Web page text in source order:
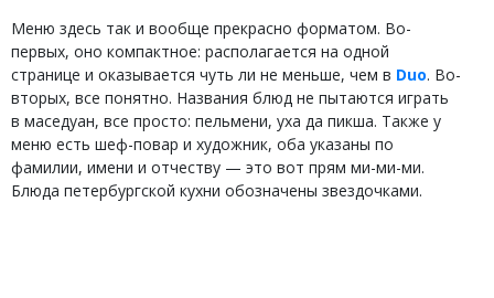
Меню здесь так и вообще прекрасно форматом. Во-
первых, оно компактное: располагается на одной
странице и оказывается чуть ли не меньше, чем в Duo. Во-
вторых, все понятно. Названия блюд не пытаются играть
в маседуан, все просто: пельмени, уха да пикша. Также у
меню есть шеф-повар и художник, оба указаны по
фамилии, имени и отчеству — это вот прям ми-ми-ми.
Блюда петербургской кухни обозначены звездочками.